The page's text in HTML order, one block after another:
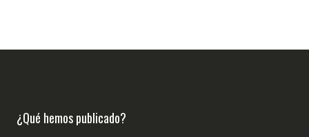
¿Qué hemos publicado?